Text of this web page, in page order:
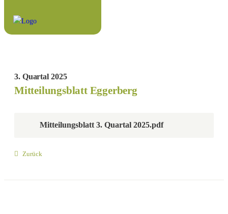
3. Quartal 2025
Mitteilungsblatt Eggerberg
Mitteilungsblatt 3. Quartal 2025.pdf
Zurück